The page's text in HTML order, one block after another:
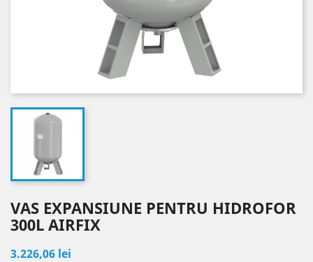
VAS EXPANSIUNE PENTRU HIDROFOR
300L AIRFIX
3.226,06 lei